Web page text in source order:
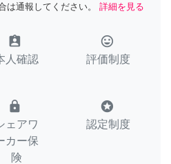
は通報してください。
詳細を見る
assignment_ind
人確認
tag_faces
評価制度
lock
ェアワ
カー保
険
stars
認定制度